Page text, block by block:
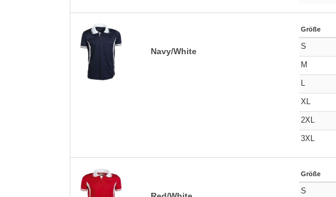
Navy/White
Größe
S
M
L
XL
2XL
3XL
Größe
S